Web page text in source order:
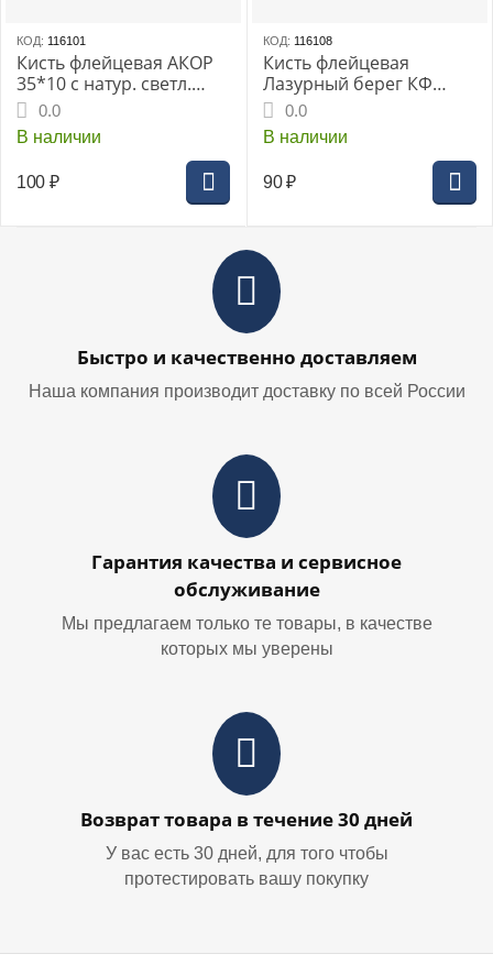
КОД: 116101
Кисть флейцевая АКОР
35*10 с натур. светл.
щетиной для эмалей
0.0
В наличии
100 ₽
КОД: 116108
Кисть флейцевая
Лазурный берег КФ
25*12(дерев.ручка)
0.0
В наличии
90 ₽
Быстро и качественно доставляем
Наша компания производит доставку по всей России
Гарантия качества и сервисное
обслуживание
Мы предлагаем только те товары, в качестве
которых мы уверены
Возврат товара в течение 30 дней
У вас есть 30 дней, для того чтобы
протестировать вашу покупку